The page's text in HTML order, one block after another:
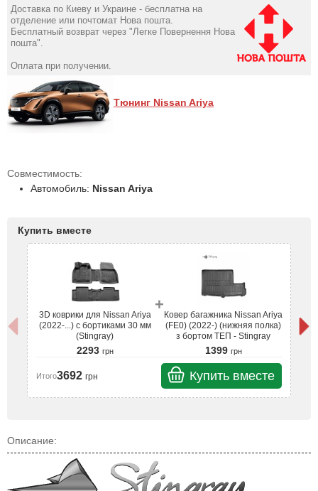
Доставка по Киеву и Украине - бесплатна на
отделение или почтомат Нова пошта.
Бесплатный возврат через "Легке Повернення Нова
пошта".
Оплата при получении.
Тюнинг Nissan Ariya
Совместимость:
Автомобиль: Nissan Ariya
Купить вместе
3D коврики для Nissan Ariya
(2022-...) с бортиками 30 мм
(Stingray)
2293 грн
+
Ковер багажника Nissan Ariya
(FE0) (2022-) (нижняя полка)
з бортом ТЕП - Stingray
1399 грн
Итого3692 грн Купить вместе
Описание: